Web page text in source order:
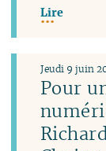
Lire
Pour
Jeudi 9 juin